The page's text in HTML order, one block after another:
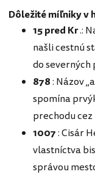
Dôležité míľniky v
15 pred Kr.:
našli cestnú
do severných
878: Názov
spomína
prechodu
1007: Cisár
vlastníctva
správou